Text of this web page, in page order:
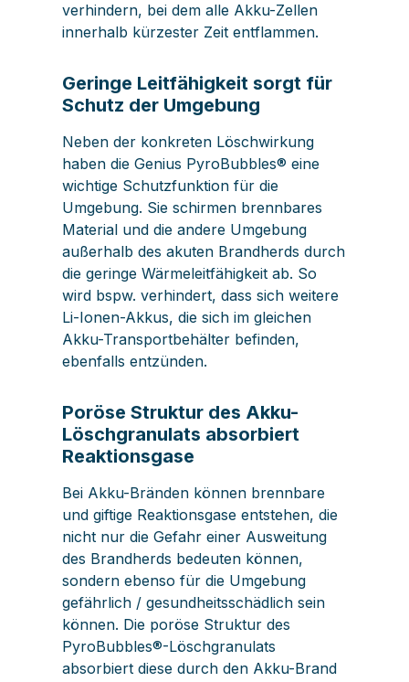
verhindern, bei dem alle Akku-Zellen
innerhalb kürzester Zeit entflammen.
Geringe Leitfähigkeit sorgt für
Schutz der Umgebung
Neben der konkreten Löschwirkung
haben die Genius PyroBubbles® eine
wichtige Schutzfunktion für die
Umgebung. Sie schirmen brennbares
Material und die andere Umgebung
außerhalb des akuten Brandherds durch
die geringe Wärmeleitfähigkeit ab. So
wird bspw. verhindert, dass sich weitere
Li-Ionen-Akkus, die sich im gleichen
Akku-Transportbehälter befinden,
ebenfalls entzünden.
Poröse Struktur des Akku-
Löschgranulats absorbiert
Reaktionsgase
Bei Akku-Bränden können brennbare
und giftige Reaktionsgase entstehen, die
nicht nur die Gefahr einer Ausweitung
des Brandherds bedeuten können,
sondern ebenso für die Umgebung
gefährlich / gesundheitsschädlich sein
können. Die poröse Struktur des
PyroBubbles®-Löschgranulats
absorbiert diese durch den Akku-Brand